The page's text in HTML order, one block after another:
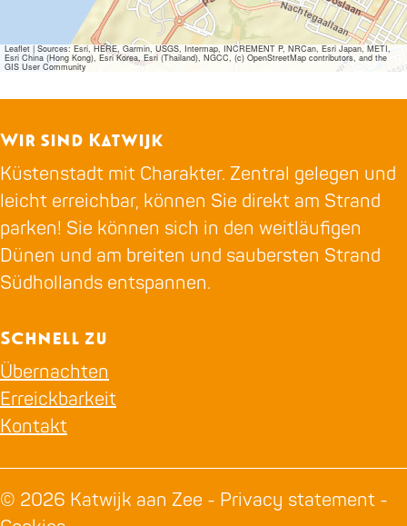
Leaflet|Sources: Esri, HERE, Garmin, USGS, Intermap, INCREMENT P, NRCan, Esri Japan, METI,
Esri China (Hong Kong), Esri Korea, Esri (Thailand), NGCC, (c) OpenStreetMap contributors, and the
GIS User Community
Wir sind Katwijk
Küstenstadt mit Charakter. Zentral gelegen und
leicht erreichbar, können Sie direkt am Strand
parken! Sie können sich in den weitläufigen
Dünen und am breiten und saubersten Strand
Südhollands entspannen.
Schnell zu
Übernachten
Erreickbarkeit
Kontakt
© 2026 Katwijk aan Zee - Privacy statement -